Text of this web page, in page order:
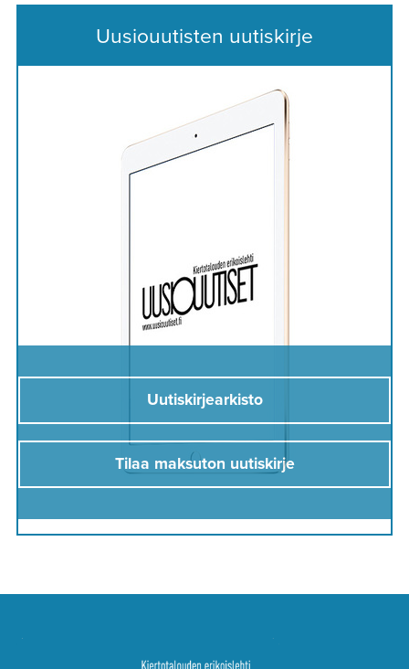
Uusiouutisten uutiskirje
Uutiskirjearkisto
Tilaa maksuton uutiskirje